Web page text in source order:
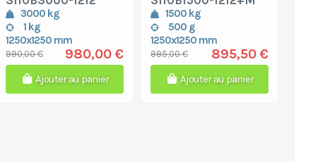
3000 kg
1 kg
1250x1250 mm
990,00 € 980,00 €
Ajouter au panier
1500 kg
500 g
1250x1250 mm
995,00 € 895,50 €
Ajouter au panier